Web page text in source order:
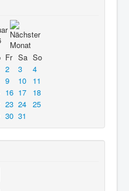
Fr Sa So
2 3
4
9 10
11
16 17
18
23 24
25
30 31